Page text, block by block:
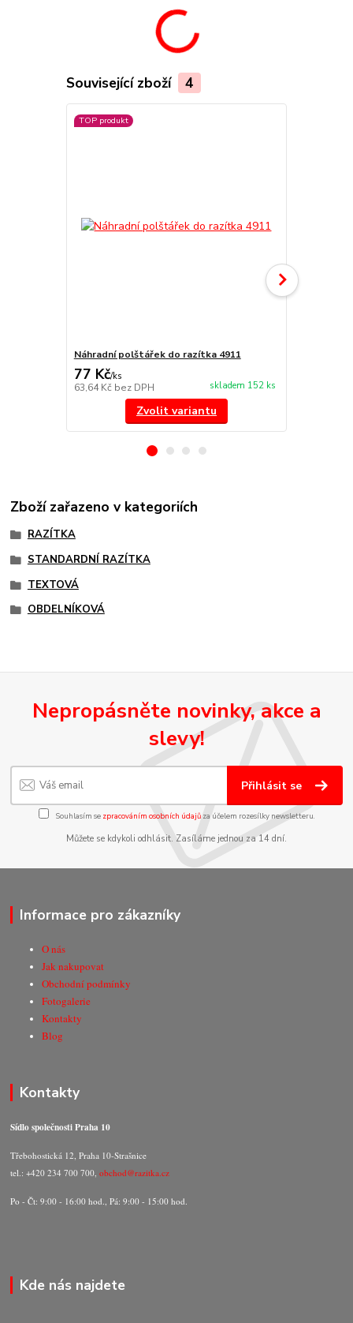
Související zboží 4
TOP produkt
Náhradní polštářek do razítka 4911
77 Kč/ks
63,64 Kč bez DPH skladem 152 ks
Zvolit variantu
Zboží zařazeno v kategoriích
RAZÍTKA
STANDARDNÍ RAZÍTKA
TEXTOVÁ
OBDELNÍKOVÁ
Nepropásněte novinky, akce a
slevy!
Přihlásit se
Souhlasím se zpracováním osobních údajůza účelem rozesílky newsletteru.
Můžete se kdykoli odhlásit. Zasíláme jednou za 14 dní.
Informace pro zákazníky
O nás
Jak nakupovat
Obchodní podmínky
Fotogalerie
Kontakty
Blog
Kontakty
Sídlo společnosti Praha 10
Třebohostická 12, Praha 10-Strašnice
tel.: +420 234 700 700,obchod@razitka.cz
Po - Čt: 9:00 - 16:00 hod., Pá: 9:00 - 15:00 hod.
Kde nás najdete